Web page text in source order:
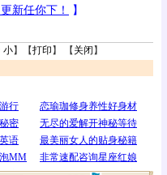
小】【打印 】 【 关闭 】